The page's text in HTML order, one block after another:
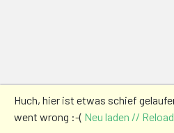
Huch, hier ist etwas schief
went wrong :-( Neu laden // Reload